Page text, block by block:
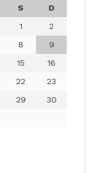
S
D
1
2
8
9
15
16
22
23
29
30